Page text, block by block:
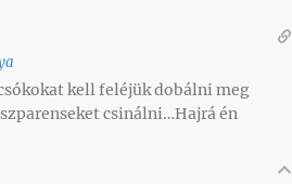
kell feléjük dobálni meg
csinálni…Hajrá én